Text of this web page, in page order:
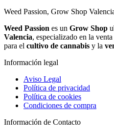
Weed Passion, Grow Shop
Weed Passion es un Grow Shop
Valencia, especializado en la
para el cultivo de cannabis y la
Información legal
Aviso Legal
Política de privacidad
Política de cookies
Condiciones de compra
Información de Contacto